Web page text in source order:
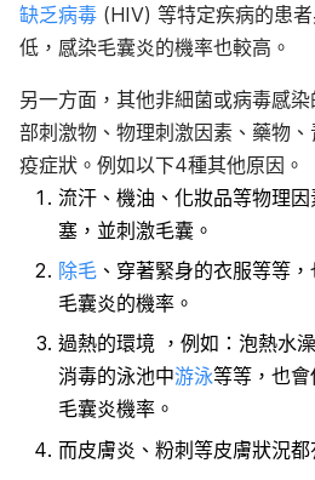
缺乏病毒 (HIV) 等特定疾病的患
低，感染毛囊炎的機率也較高。
另一方面，其他非細菌或病毒感
部刺激物、物理刺激因素、藥物
疫症狀。例如以下4種其他原因。
流汗、機油、化妝品等物理
塞，並刺激毛囊。
除毛 、穿著緊身的衣服等等
毛囊炎的機率。
過熱的環境 ，例如：泡熱水
消毒的泳池中游泳等等，也
毛囊炎機率。
而皮膚炎、粉刺等皮膚狀況都